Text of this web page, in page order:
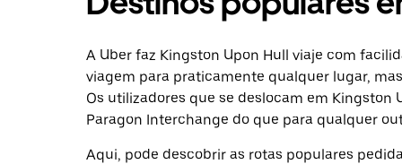
A Uber faz Kingston Upon Hull viaje com
viagem para praticamente qualquer lugar,
Os utilizadores que se deslocam em Kingston
Paragon Interchange do que para qualquer
Aqui, pode descobrir as rotas populares